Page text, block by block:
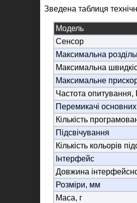
Зведена таблиця
Модель
Сенсор
Максимальна
Максимальна
Максимальне
Частота опитування,
Перемикачі
Кількість
Підсвічування
Кількість кольорів
Інтерфейс
Довжина
Розміри, мм
Маса, г